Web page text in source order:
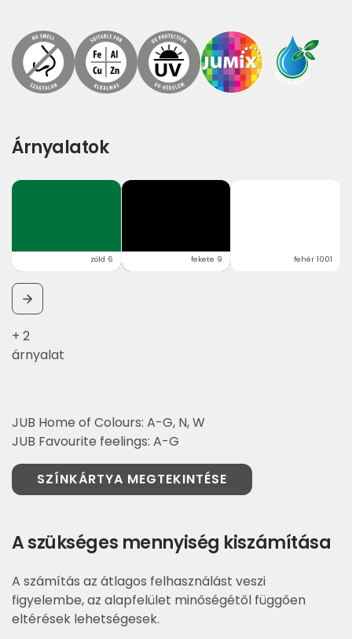
Árnyalatok
zöld 6 fekete 9 fehér 1001
+ 2
árnyalat
JUB Home of Colours: A-G, N, W
JUB Favourite feelings: A-G
SZÍNKÁRTYA MEGTEKINTÉSE
A szükséges mennyiség kiszámítása
A számítás az átlagos felhasználást veszi
figyelembe, az alapfelület minőségétől függően
eltérések lehetségesek.